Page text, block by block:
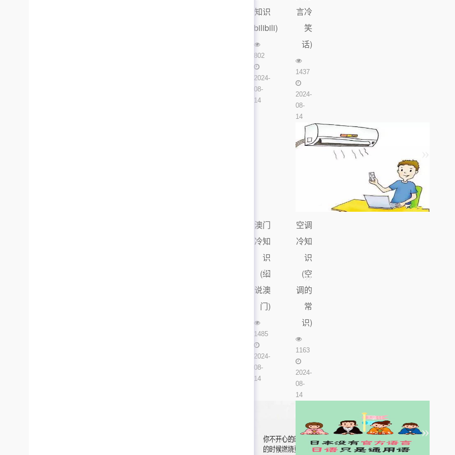
知识
bilibili)
802
2024-
08-
14
言冷
笑
话)
1437
2024-
08-
14
澳门
冷知
识
(细
说澳
门)
1485
2024-
08-
14
空调
冷知
识
(空
调的
常
识)
1163
2024-
08-
14